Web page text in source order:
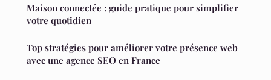
Maison connectée : guide pratique pour simplifier
votre quotidien
Top stratégies pour améliorer votre présence web
avec une agence SEO en France